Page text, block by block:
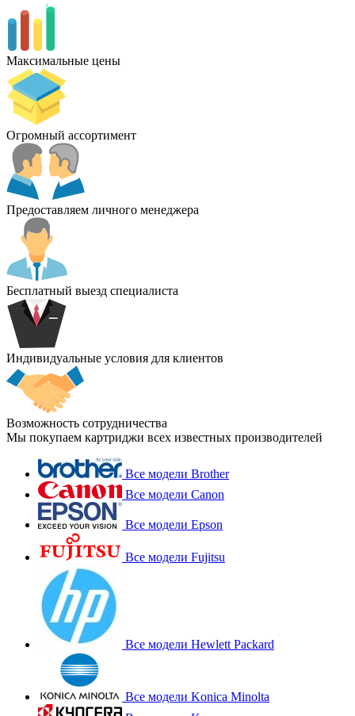
Максимальные цены
Огромный ассортимент
Предоставляем личного менеджера
Бесплатный выезд специалиста
Индивидуальные условия для клиентов
Возможность сотрудничества
Мы покупаем картриджи всех известных производителей
Все модели Brother
Все модели Canon
Все модели Epson
Все модели Fujitsu
Все модели Hewlett Packard
Все модели Konica Minolta